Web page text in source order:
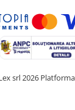
srl 2026